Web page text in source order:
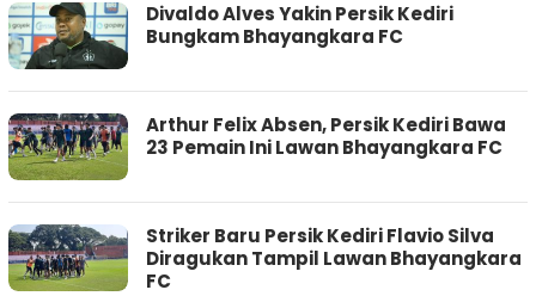
Divaldo Alves Yakin Persik Kediri
Bungkam Bhayangkara FC
Arthur Felix Absen, Persik Kediri Bawa
23 Pemain Ini Lawan Bhayangkara FC
Striker Baru Persik Kediri Flavio Silva
Diragukan Tampil Lawan Bhayangkara
FC